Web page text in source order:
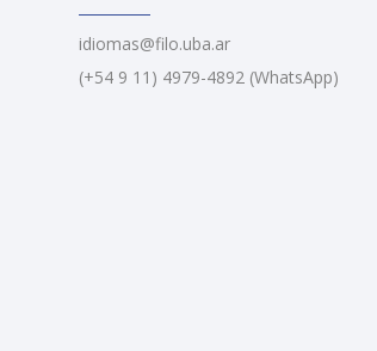
idiomas@filo.uba.ar
(+54 9 11) 4979-4892 (WhatsApp)